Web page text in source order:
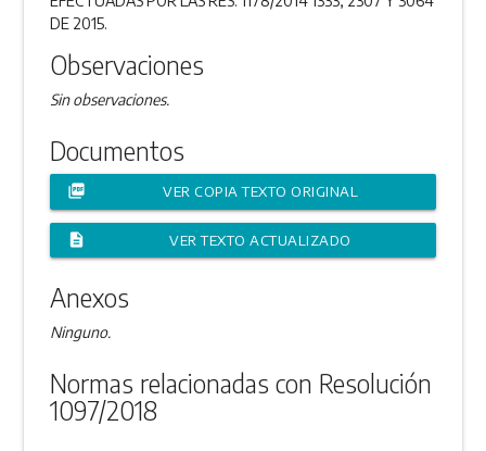
DE 2015.
Observaciones
Sin observaciones.
Documentos
picture_as_pdf VER COPIA TEXTO ORIGINAL
description VER TEXTO ACTUALIZADO
Anexos
Ninguno.
Normas relacionadas con Resolución
1097/2018